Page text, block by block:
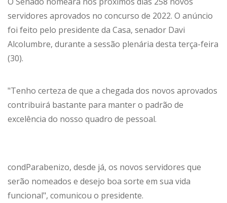
servidores aprovados no concurso de 2022. O anúncio
foi feito pelo presidente da Casa, senador Davi
Alcolumbre, durante a sessão plenária desta terça-feira
(30).
"Tenho certeza de que a chegada dos novos aprovados
contribuirá bastante para manter o padrão de
excelência do nosso quadro de pessoal.
condParabenizo, desde já, os novos servidores que
serão nomeados e desejo boa sorte em sua vida
funcional", comunicou o presidente.